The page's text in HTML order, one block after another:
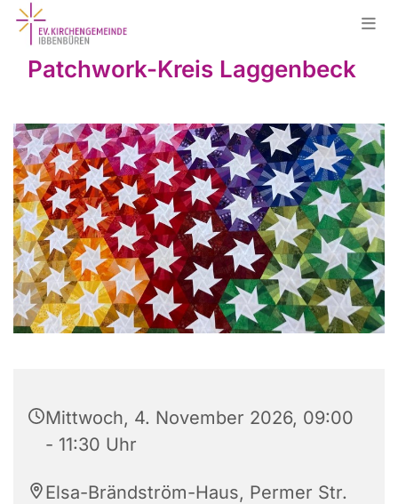
Patchwork-Kreis Laggenbeck
Mittwoch, 4. November 2026, 09:00
- 11:30 Uhr
Elsa-Brändström-Haus, Permer Str.